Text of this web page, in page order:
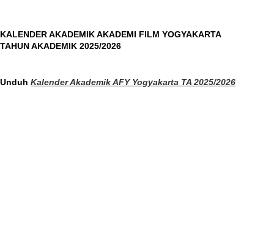
KALENDER AKADEMIK AKADEMI FILM YOGYAKARTA
TAHUN AKADEMIK 2025/2026
Unduh Kalender Akademik AFY Yogyakarta TA 2025/2026